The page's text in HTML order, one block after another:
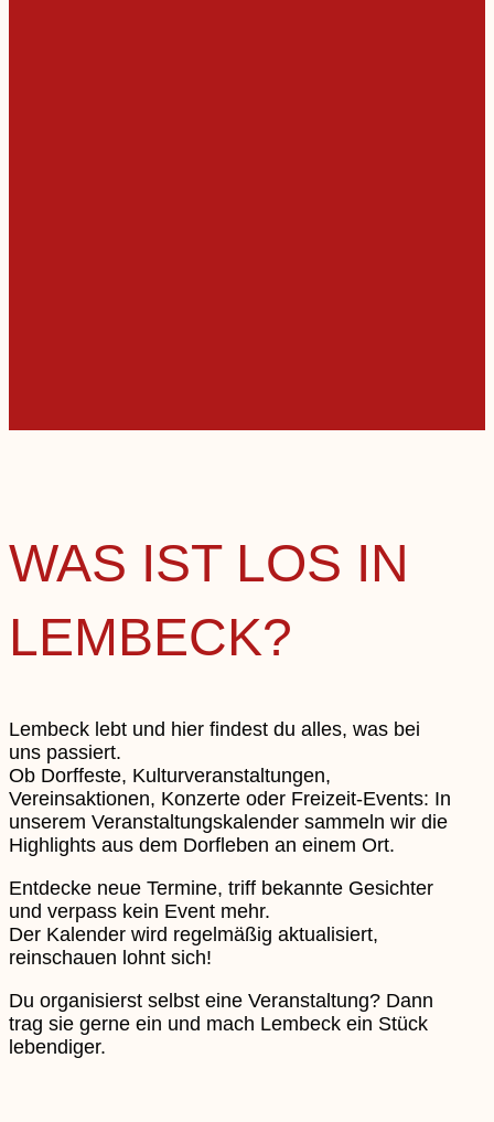
WAS IST LOS IN
LEMBECK?
Lembeck lebt und hier findest du alles, was bei
uns passiert.
Ob Dorffeste, Kulturveranstaltungen,
Vereinsaktionen, Konzerte oder Freizeit-Events: In
unserem Veranstaltungskalender sammeln wir die
Highlights aus dem Dorfleben an einem Ort.
Entdecke neue Termine, triff bekannte Gesichter
und verpass kein Event mehr.
Der Kalender wird regelmäßig aktualisiert,
reinschauen lohnt sich!
Du organisierst selbst eine Veranstaltung? Dann
trag sie gerne ein und mach Lembeck ein Stück
lebendiger.